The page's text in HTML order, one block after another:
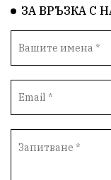
ЗА ВРЪЗКА С